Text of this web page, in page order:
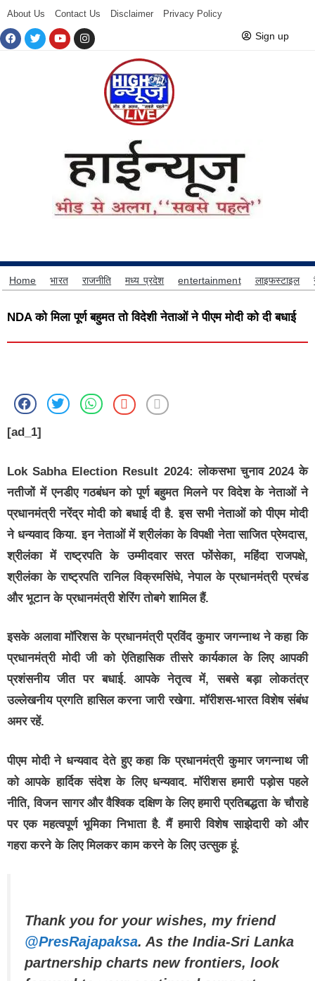
About Us Contact Us Disclaimer Privacy Policy
Sign up
Home भारत राजनीति मध्य प्रदेश entertainment लाइफस्टाइल
NDA को मिला पूर्ण बहुमत तो विदेशी नेताओं ने पीएम मोदी को दी बधाई
[ad_1]
Lok Sabha Election Result 2024: लोकसभा चुनाव 2024 के
नतीजों में एनडीए गठबंधन को पूर्ण बहुमत मिलने पर विदेश के नेताओं ने
प्रधानमंत्री नरेंद्र मोदी को बधाई दी है. इस सभी नेताओं को पीएम मोदी
ने धन्यवाद किया. इन नेताओं में श्रीलंका के विपक्षी नेता साजित प्रेमदास,
श्रीलंका में राष्ट्रपति के उम्मीदवार सरत फोंसेका, महिंदा राजपक्षे,
श्रीलंका के राष्ट्रपति रानिल विक्रमसिंघे, नेपाल के प्रधानमंत्री प्रचंड
और भूटान के प्रधानमंत्री शेरिंग तोबगे शामिल हैं.
इसके अलावा मॉरिशस के प्रधानमंत्री प्रविंद कुमार जगन्नाथ ने कहा कि
प्रधानमंत्री मोदी जी को ऐतिहासिक तीसरे कार्यकाल के लिए आपकी
प्रशंसनीय जीत पर बधाई. आपके नेतृत्व में, सबसे बड़ा लोकतंत्र
उल्लेखनीय प्रगति हासिल करना जारी रखेगा. मॉरीशस-भारत विशेष संबंध
अमर रहें.
पीएम मोदी ने धन्यवाद देते हुए कहा कि प्रधानमंत्री कुमार जगन्नाथ जी
को आपके हार्दिक संदेश के लिए धन्यवाद. मॉरीशस हमारी पड़ोस पहले
नीति, विजन सागर और वैश्विक दक्षिण के लिए हमारी प्रतिबद्धता के चौराहे
पर एक महत्वपूर्ण भूमिका निभाता है. मैं हमारी विशेष साझेदारी को और
गहरा करने के लिए मिलकर काम करने के लिए उत्सुक हूं.
Thank you for your wishes, my friend
@PresRajapaksa. As the India-Sri Lanka
partnership charts new frontiers, look